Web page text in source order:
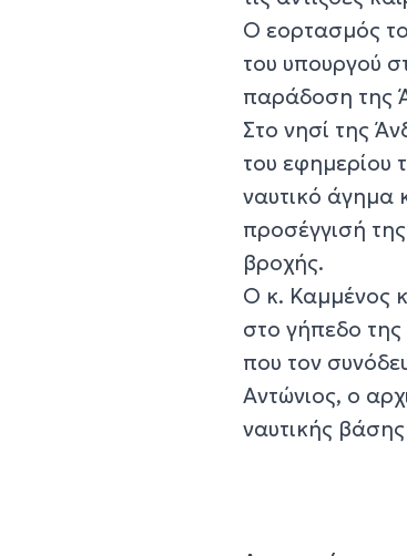
Ο εορτασμός
του υπουργού
παράδοση της
Στο νησί της
του εφημερίου
ναυτικό άγημα
προσέγγισή
βροχής.
Ο κ. Καμμένος
στο γήπεδο
που τον
Αντώνιος, ο
ναυτικής